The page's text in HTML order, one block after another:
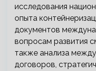
исследования
опыта
документов
вопросам развития
также анализа
договоров,